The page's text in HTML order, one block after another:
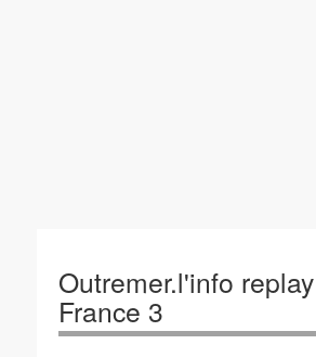
Outremer.l'info
France 3